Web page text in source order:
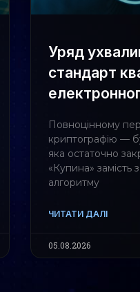
Уряд
стандарт
Повноцінному
криптографію —
яка остаточно
«Купина» замість
алгоритму
ЧИТАТИ ДАЛІ
05.08.2026